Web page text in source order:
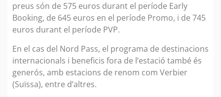
preus són de 575 euros durant el període Early
Booking, de 645 euros en el període Promo, i de 745
euros durant el període PVP.
En el cas del Nord Pass, el programa de destinacions
internacionals i beneficis fora de l’estació també és
generós, amb estacions de renom com Verbier
(Suïssa), entre d’altres.